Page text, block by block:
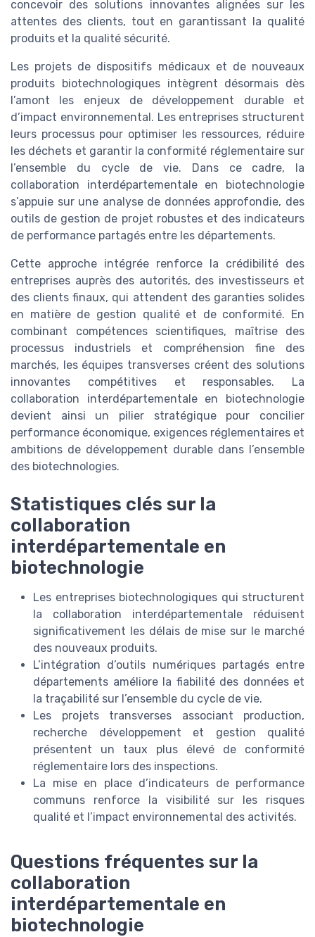
concevoir des solutions innovantes alignées sur les
attentes des clients, tout en garantissant la qualité
produits et la qualité sécurité.
Les projets de dispositifs médicaux et de nouveaux
produits biotechnologiques intègrent désormais dès
l’amont les enjeux de développement durable et
d’impact environnemental. Les entreprises structurent
leurs processus pour optimiser les ressources, réduire
les déchets et garantir la conformité réglementaire sur
l’ensemble du cycle de vie. Dans ce cadre, la
collaboration interdépartementale en biotechnologie
s’appuie sur une analyse de données approfondie, des
outils de gestion de projet robustes et des indicateurs
de performance partagés entre les départements.
Cette approche intégrée renforce la crédibilité des
entreprises auprès des autorités, des investisseurs et
des clients finaux, qui attendent des garanties solides
en matière de gestion qualité et de conformité. En
combinant compétences scientifiques, maîtrise des
processus industriels et compréhension fine des
marchés, les équipes transverses créent des solutions
innovantes compétitives et responsables. La
collaboration interdépartementale en biotechnologie
devient ainsi un pilier stratégique pour concilier
performance économique, exigences réglementaires et
ambitions de développement durable dans l’ensemble
des biotechnologies.
Statistiques clés sur la
collaboration
interdépartementale en
biotechnologie
Les entreprises biotechnologiques qui structurent
la collaboration interdépartementale réduisent
significativement les délais de mise sur le marché
des nouveaux produits.
L’intégration d’outils numériques partagés entre
départements améliore la fiabilité des données et
la traçabilité sur l’ensemble du cycle de vie.
Les projets transverses associant production,
recherche développement et gestion qualité
présentent un taux plus élevé de conformité
réglementaire lors des inspections.
La mise en place d’indicateurs de performance
communs renforce la visibilité sur les risques
qualité et l’impact environnemental des activités.
Questions fréquentes sur la
collaboration
interdépartementale en
biotechnologie